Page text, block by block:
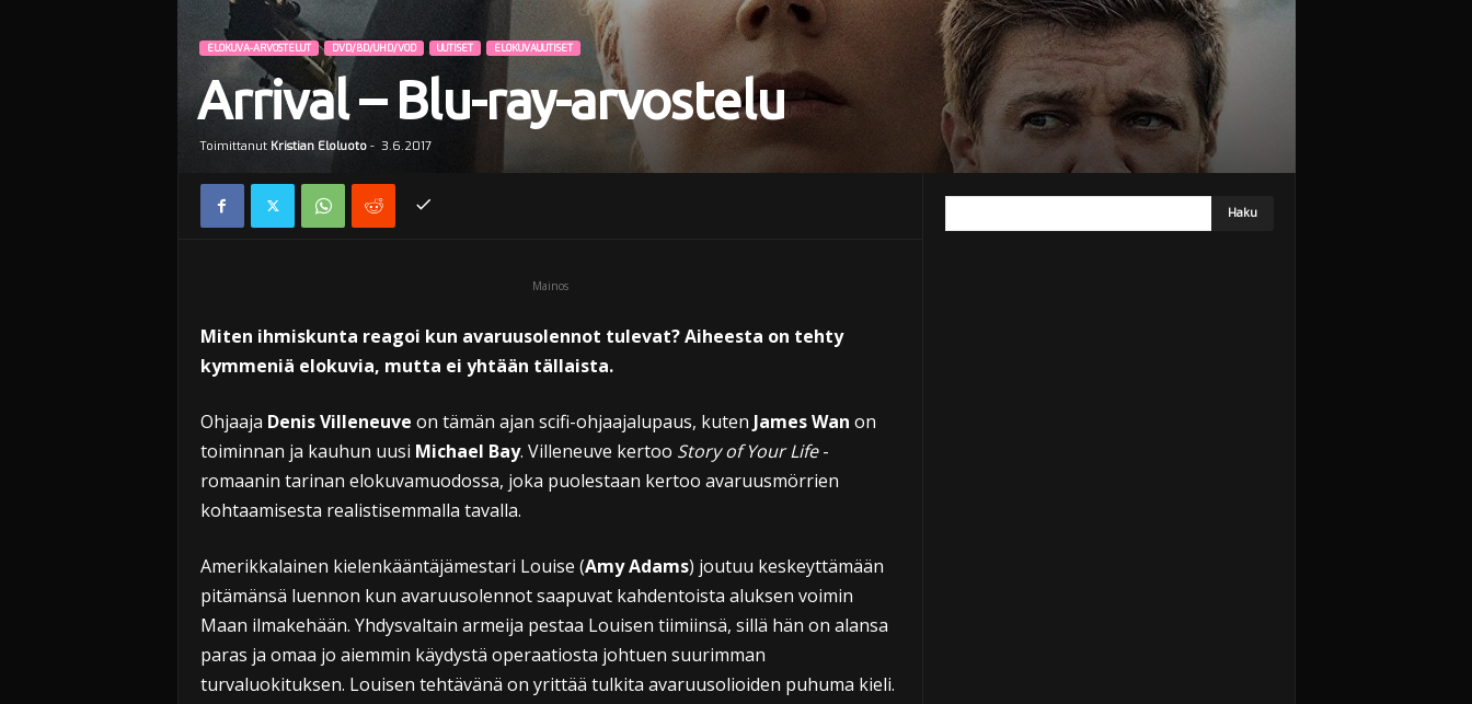
ELOKUVA-ARVOSTELUT DVD/BD/UHD/VOD UUTISET ELOKUVAUUTISET
Arrival – Blu-ray-arvostelu
Toimittanut Kristian Eloluoto- 3.6.2017
Mainos
Miten ihmiskunta reagoi kun avaruusolennot tulevat? Aiheesta on tehty
kymmeniä elokuvia, mutta ei yhtään tällaista.
Ohjaaja Denis Villeneuve on tämän ajan scifi-ohjaajalupaus, kuten James Wan on
toiminnan ja kauhun uusi Michael Bay. Villeneuve kertoo Story of Your Life-
romaanin tarinan elokuvamuodossa, joka puolestaan kertoo avaruusmörrien
kohtaamisesta realistisemmalla tavalla.
Amerikkalainen kielenkääntäjämestari Louise (Amy Adams) joutuu keskeyttämään
pitämänsä luennon kun avaruusolennot saapuvat kahdentoista aluksen voimin
Maan ilmakehään. Yhdysvaltain armeija pestaa Louisen tiimiinsä, sillä hän on alansa
paras ja omaa jo aiemmin käydystä operaatiosta johtuen suurimman
turvaluokituksen. Louisen tehtävänä on yrittää tulkita avaruusolioiden puhuma kieli.